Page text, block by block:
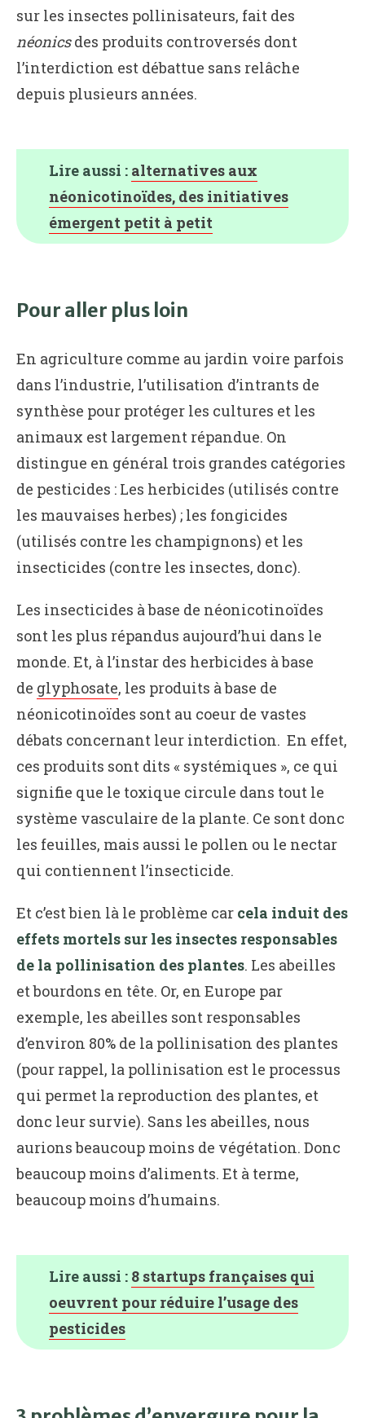
sur les insectes pollinisateurs, fait des
néonicsdes produits controversés dont
l’interdiction est débattue sans relâche
depuis plusieurs années.
Lire aussi : alternatives aux
néonicotinoïdes, des initiatives
émergent petit à petit
Pour aller plus loin
En agriculture comme au jardin voire parfois
dans l’industrie, l’utilisation d’intrants de
synthèse pour protéger les cultures et les
animaux est largement répandue. On
distingue en général trois grandes catégories
de pesticides : Les herbicides (utilisés contre
les mauvaises herbes) ; les fongicides
(utilisés contre les champignons) et les
insecticides (contre les insectes, donc).
Les insecticides à base de néonicotinoïdes
sont les plus répandus aujourd’hui dans le
monde. Et, à l’instar des herbicides à base
de glyphosate, les produits à base de
néonicotinoïdes sont au coeur de vastes
débats concernant leur interdiction. En effet,
ces produits sont dits « systémiques », ce qui
signifie que le toxique circule dans tout le
système vasculaire de la plante. Ce sont donc
les feuilles, mais aussi le pollen ou le nectar
qui contiennent l’insecticide.
Et c’est bien là le problème car cela induit des
effets mortels sur les insectes responsables
de la pollinisation des plantes. Les abeilles
et bourdons en tête. Or, en Europe par
exemple, les abeilles sont responsables
d’environ 80% de la pollinisation des plantes
(pour rappel, la pollinisation est le processus
qui permet la reproduction des plantes, et
donc leur survie). Sans les abeilles, nous
aurions beaucoup moins de végétation. Donc
beaucoup moins d’aliments. Et à terme,
beaucoup moins d’humains.
Lire aussi : 8 startups françaises qui
oeuvrent pour réduire l’usage des
pesticides